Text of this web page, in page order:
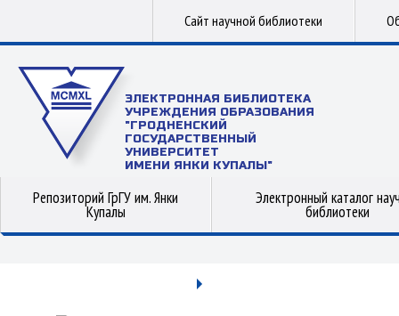
Сайт научной библиотеки
ЭЛЕКТРОННАЯ БИБЛИОТЕКА
УЧРЕЖДЕНИЯ ОБРАЗОВАНИЯ
"ГРОДНЕНСКИЙ
ГОСУДАРСТВЕННЫЙ
УНИВЕРСИТЕТ
ИМЕНИ ЯНКИ КУПАЛЫ"
Репозиторий ГрГУ им. Янки
Купалы
Электронный каталог
библиотеки